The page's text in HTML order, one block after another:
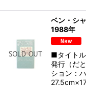
ベン・シ
1988年
■タイト
発行（だ
ション：